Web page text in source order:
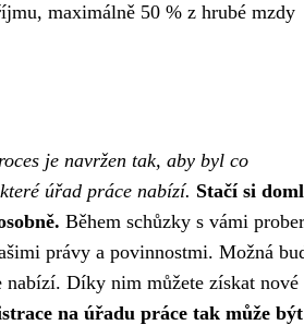
maximálně 50 % z hrubé mzdy
je navržen tak, aby byl co
úřad práce nabízí. Stačí si
Během schůzky s vámi
právy a povinnostmi. Možná
Díky nim můžete získat nové
na úřadu práce tak může být